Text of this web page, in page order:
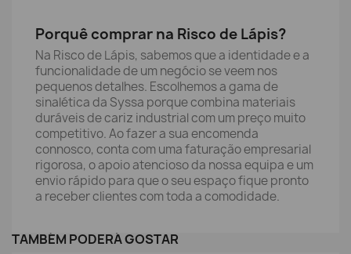
Porquê comprar na Risco de Lápis?
Na Risco de Lápis, sabemos que a identidade e a
funcionalidade de um negócio se veem nos
pequenos detalhes. Escolhemos a gama de
sinalética da Syssa porque combina materiais
duráveis de cariz industrial com um preço muito
competitivo. Ao fazer a sua encomenda
connosco, conta com uma faturação empresarial
rigorosa, o apoio atencioso da nossa equipa e um
envio rápido para que o seu espaço fique pronto
a receber clientes com toda a comodidade.
TAMBÉM PODERÁ GOSTAR